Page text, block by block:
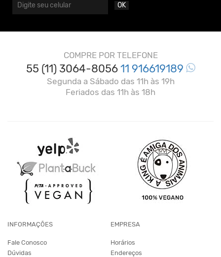
OK
COMPRE POR TELEFONE
55 (11) 3064-805611 916619189
Segunda a Sábado das 11h às 19h
Feriados das 11h às 18h
INFORMAÇÕES
Fale Conosco
Dúvidas
EMPRESA
Horários
Endereços